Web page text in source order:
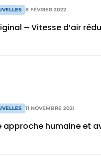
8 FÉVRIER 2022
– Vitesse d’air
11 NOVEMBRE 2021
approche humaine et